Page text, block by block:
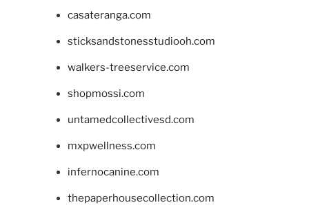
casateranga.com
sticksandstonesstudiooh.com
walkers-treeservice.com
shopmossi.com
untamedcollectivesd.com
mxpwellness.com
infernocanine.com
thepaperhousecollection.com